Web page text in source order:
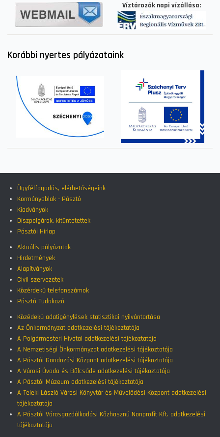
Víztározók napi vízállása:
Korábbi nyertes pályázataink
Ügyfélfogadás, elérhetőségeink
Kormányablak - Pásztó
Kiadványok
Díszpolgárok, kitüntetettek
Pásztói Hírlap
Aktuális pályázatok
Hirdetmények
Alapítványok
Civil szervezetek
Közérdekű telefonszámok
Pásztó Tudakozó
Közédekű adatigénylések statisztikai nyilvántartása
Az Önkormányzat adatkezelési tájékoztatója
A Polgármesteri Hivatal adatkezelési tájékoztatója
A Nemzetiségi Önkormányzat adatkezelési tájékoztatója
A Pásztói Gondozási Központ adatkezelési tájékoztatója
A Városi Óvoda és Bölcsőde adatkezelési tájékoztatója
A Pásztói Múzeum adatkezelési tájékoztatója
A Teleki László Városi Könyvtár és Művelődési Központ adatkezelési
tájékoztatója
A Pásztói Városgazdálkodási Közhasznú Nonprofit Kft. adatkezelési
tájékoztatója